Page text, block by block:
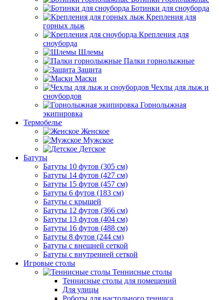
Ботинки для сноуборда
Крепления для
горных лыж
Крепления для
сноуборда
Шлемы
Палки горнолыжные
Защита
Маски
Чехлы для лыж и
сноубордов
Горнолыжная
экипировка
Термобелье
Женское
Мужское
Детское
Батуты
Батуты 10 футов (305 см)
Батуты 14 футов (427 см)
Батуты 15 футов (457 см)
Батуты 6 футов (183 см)
Батуты с крышей
Батуты 12 футов (366 см)
Батуты 13 футов (404 см)
Батуты 16 футов (488 см)
Батуты 8 футов (244 см)
Батуты с внешней сеткой
Батуты с внутренней сеткой
Игровые столы
Теннисные столы
Теннисные столы для помещений
Для улицы
Роботы для настольного тенниса